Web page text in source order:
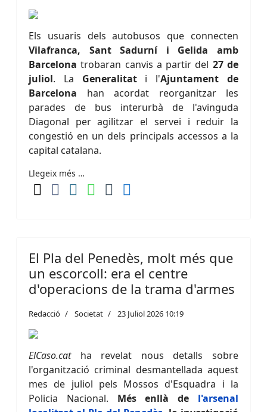
Els usuaris dels autobusos que connecten
Vilafranca, Sant Sadurní i Gelida amb
Barcelona trobaran canvis a partir del 27 de
juliol. La Generalitati l'Ajuntament de
Barcelona han acordat reorganitzar les
parades de bus interurbà de l'avinguda
Diagonal per agilitzar el servei i reduir la
congestió en un dels principals accessos a la
capital catalana.
Llegeix més …
El Pla del Penedès, molt més que
un escorcoll: era el centre
d'operacions de la trama d'armes
Redacció Societat 23 Juliol 2026 10:19
ElCaso.catha revelat nous detalls sobre
l'organització criminal desmantellada aquest
mes de juliol pels Mossos d'Esquadra i la
Policia Nacional. Més enllà de l'arsenal